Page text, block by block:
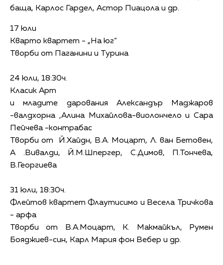
баща, Карлос Гардел, Астор Пиацола и др.
17 юли
Кварто квартет - „На юг“
Творби от Паганини и Турина
24 юли, 18:30ч.
Класик Арт
и младите дарования Александър Маджаров
-валдхорна ,Алина Михайлова-виолончело и Сара
Пейчева -контрабас
Творби от Й.Хайдн, В.А. Моцарт, Л. ван Бетовен,
А .Вивалди, Й.М.Шпергер, С.Димов, П.Тончева,
В.Георгиева
31 юли, 18:30ч.
Флейтов квартет Флаутисимо и Весела Тричкова
- арфа
Творби от В.А.Моцарт, К. Макмайкъл, Румен
Бояджиев-син, Карл Мария фон Вебер и др.